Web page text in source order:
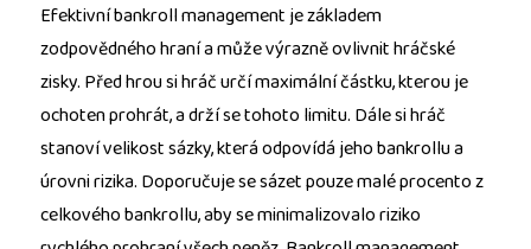
Efektivní bankroll management je základem
zodpovědného hraní a může výrazně ovlivnit hráčské
zisky. Před hrou si hráč určí maximální částku, kterou je
ochoten prohrát, a drží se tohoto limitu. Dále si hráč
stanoví velikost sázky, která odpovídá jeho bankrollu a
úrovni rizika. Doporučuje se sázet pouze malé procento z
celkového bankrollu, aby se minimalizovalo riziko